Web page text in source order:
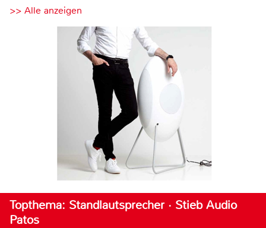
>> Alle anzeigen
Topthema: Standlautsprecher · Stieb Audio
Patos